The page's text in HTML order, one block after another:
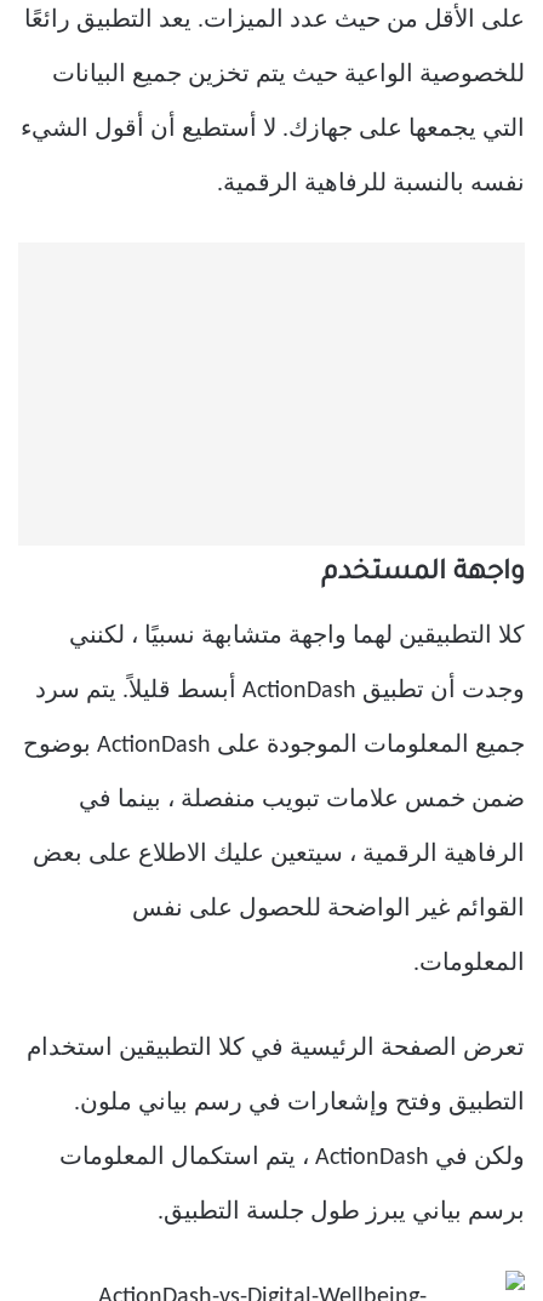
على الأقل من حيث عدد الميزات. يعد التطبيق رائعًا
للخصوصية الواعية حيث يتم تخزين جميع البيانات
التي يجمعها على جهازك. لا أستطيع أن أقول الشيء
نفسه بالنسبة للرفاهية الرقمية.
واجهة المستخدم
كلا التطبيقين لهما واجهة متشابهة نسبيًا ، لكنني
وجدت أن تطبيق ActionDash أبسط قليلاً. يتم سرد
جميع المعلومات الموجودة على ActionDash بوضوح
ضمن خمس علامات تبويب منفصلة ، بينما في
الرفاهية الرقمية ، سيتعين عليك الاطلاع على بعض
القوائم غير الواضحة للحصول على نفس
المعلومات.
تعرض الصفحة الرئيسية في كلا التطبيقين استخدام
التطبيق وفتح وإشعارات في رسم بياني ملون.
ولكن في ActionDash ، يتم استكمال المعلومات
برسم بياني يبرز طول جلسة التطبيق.